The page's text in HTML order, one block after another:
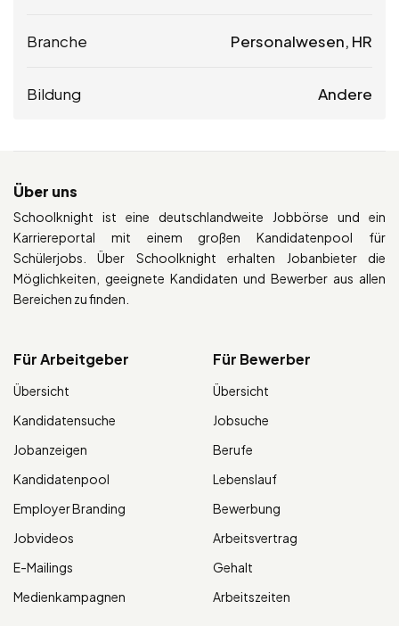
Branche Personalwesen, HR
Bildung Andere
Über uns
Schoolknight ist eine deutschlandweite Jobbörse und ein
Karriereportal mit einem großen Kandidatenpool für
Schülerjobs. Über Schoolknight erhalten Jobanbieter die
Möglichkeiten, geeignete Kandidaten und Bewerber aus allen
Bereichen zu finden.
Für Arbeitgeber
Übersicht
Kandidatensuche
Jobanzeigen
Kandidatenpool
Employer Branding
Jobvideos
E-Mailings
Medienkampagnen
Für Bewerber
Übersicht
Jobsuche
Berufe
Lebenslauf
Bewerbung
Arbeitsvertrag
Gehalt
Arbeitszeiten